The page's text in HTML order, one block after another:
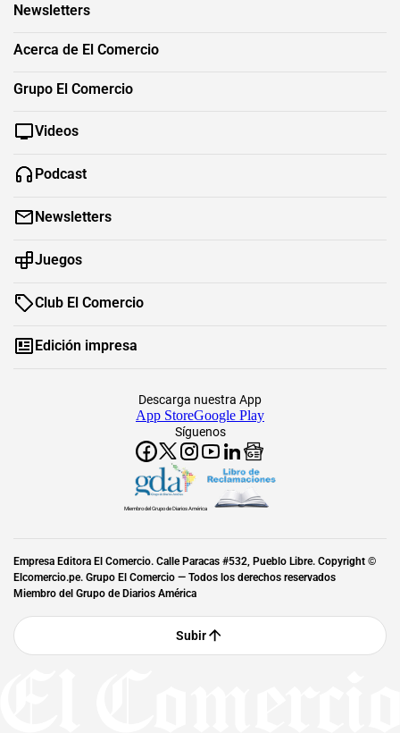
Newsletters
Acerca de El Comercio
Grupo El Comercio
Videos
Podcast
Newsletters
Juegos
Club El Comercio
Edición impresa
Síguenos
Descarga nuestra App
App StoreGoogle Play
Miembro del Grupo de Diarios América
Empresa Editora El Comercio. Calle Paracas #532, Pueblo Libre. Copyright ©
Elcomercio.pe. Grupo El Comercio — Todos los derechos reservados
Miembro del Grupo de Diarios América
Subir